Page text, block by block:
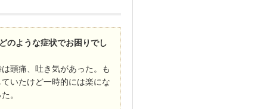
のような症状でお困りでし
頭痛、吐き気があった。も
いたけど一時的には楽にな
。